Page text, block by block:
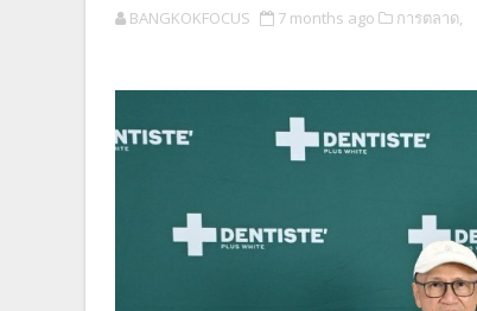
BANGKOKFOCUS 7 months ago การตลาด,